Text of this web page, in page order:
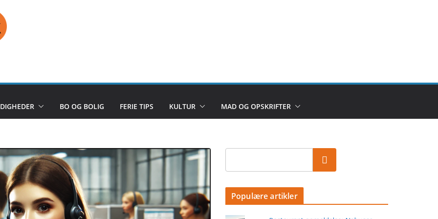
BO OG BOLIG FERIE TIPS KULTUR MAD OG OPSKRIFTER
Populære artikler